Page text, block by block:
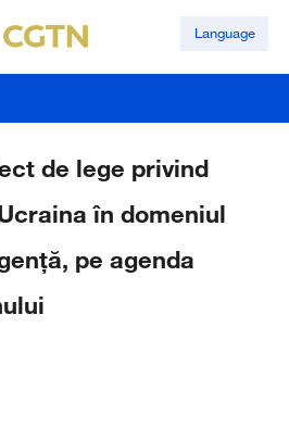
Language
de lege privind
în domeniul
pe agenda